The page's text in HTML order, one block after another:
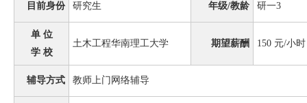
目前身份 研究生 年级/教龄 研一3
单 位
学 校
土木工程华南理工大学 期望薪酬 150 元/小时
辅导方式 教师上门网络辅导